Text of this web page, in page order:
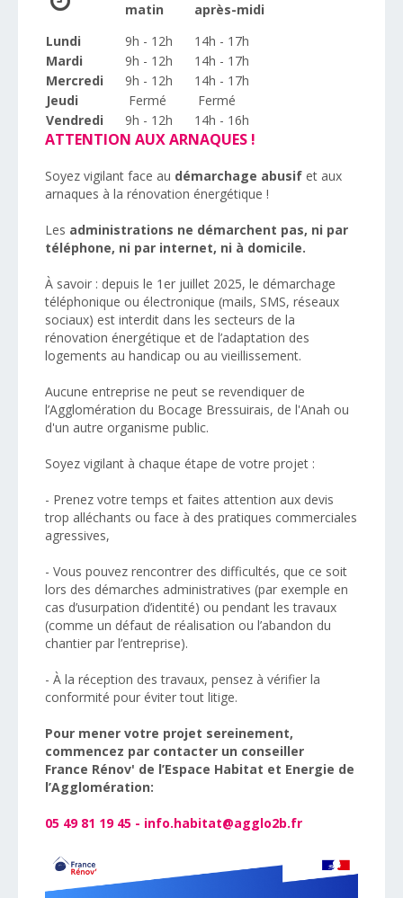
matin
après-midi
Lundi
9h - 12h
14h - 17h
Mardi
9h - 12h
14h - 17h
Mercredi
9h - 12h
14h - 17h
Jeudi
Fermé
Fermé
Vendredi
9h - 12h 14h - 16h
ATTENTION AUX ARNAQUES !
Soyez vigilant face au démarchage abusif et aux
arnaques à la rénovation énergétique !
Les administrations ne démarchent pas, ni par
téléphone, ni par internet, ni à domicile.
À savoir : depuis le 1er juillet 2025, le démarchage
téléphonique ou électronique (mails, SMS, réseaux
sociaux) est interdit dans les secteurs de la
rénovation énergétique et de l’adaptation des
logements au handicap ou au vieillissement.
Aucune entreprise ne peut se revendiquer de
l’Agglomération du Bocage Bressuirais, de l'Anah ou
d'un autre organisme public.
Soyez vigilant à chaque étape de votre projet :
- Prenez votre temps et faites attention aux devis
trop alléchants ou face à des pratiques commerciales
agressives,
- Vous pouvez rencontrer des difficultés, que ce soit
lors des démarches administratives (par exemple en
cas d’usurpation d’identité) ou pendant les travaux
(comme un défaut de réalisation ou l’abandon du
chantier par l’entreprise).
- À la réception des travaux, pensez à vérifier la
conformité pour éviter tout litige.
Pour mener votre projet sereinement,
commencez par contacter un conseiller
France Rénov' de l’Espace Habitat et Energie de
l’Agglomération:
05 49 81 19 45 - info.habitat@agglo2b.fr